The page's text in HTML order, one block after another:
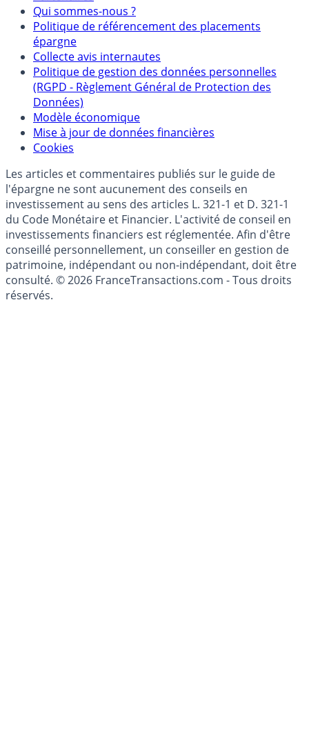
Mentions légales et Conditions d’utilisation
Partenaires
Qui sommes-nous ?
Politique de référencement des placements
épargne
Collecte avis internautes
Politique de gestion des données personnelles
(RGPD - Règlement Général de Protection des
Données)
Modèle économique
Cookies
Les articles et commentaires publiés sur le guide de
l'épargne ne sont aucunement des conseils en
investissement au sens des articles L. 321-1 et D. 321-1
du Code Monétaire et Financier. L'activité de conseil en
investissements financiers est réglementée. Afin d'être
conseillé personnellement, un conseiller en gestion de
patrimoine, indépendant ou non-indépendant, doit être